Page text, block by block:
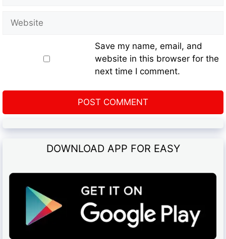
Save my name, email, and
website in this browser for the
next time I comment.
DOWNLOAD APP FOR EASY